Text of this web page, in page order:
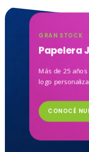
GRAN STOCK
Papelera
Más de 25
logo
CONOCÉ